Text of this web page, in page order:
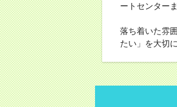
ートセンター
落ち着いた雰
たい」を大切